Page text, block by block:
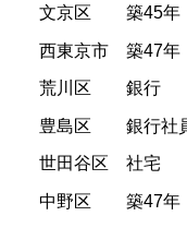
文京区 築45年
西東京市 築47年
荒川区 銀行
豊島区 銀行社
世田谷区 社宅
中野区 築47年